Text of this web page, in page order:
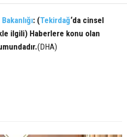
: (Tekirdağ‘da cinsel
ilgili) Haberlere konu olan
(DHA)